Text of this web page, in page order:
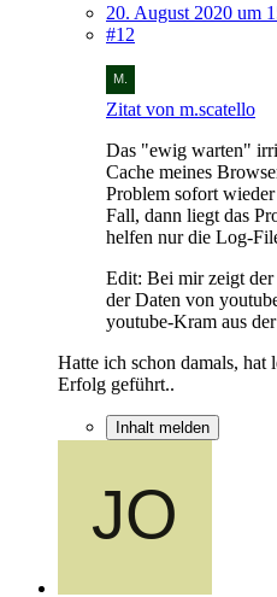
20. August 2020 um
#12
Zitat von m.scatello
Das "ewig warten"
Cache meines
Problem sofort
Fall, dann liegt das
helfen nur die Log-
Edit: Bei mir zeigt
der Daten von
youtube-Kram aus
Hatte ich schon damals, hat
Erfolg geführt..
Inhalt melden